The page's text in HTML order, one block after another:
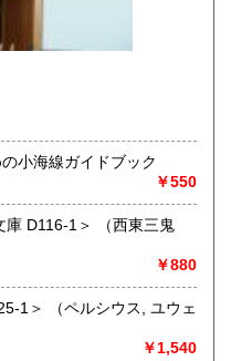
テーマにした「村の古本
を送るための 様々な遊び
、 趣味、健康、文芸、経
いテーマを扱います。
本は、隣りの「文化磁場
ています、堀辰雄、立原
柄です。信州にお越しの
小海線ガイドブック
￥550
1＞ （西東三鬼
￥880
, ユウェ
￥1,540